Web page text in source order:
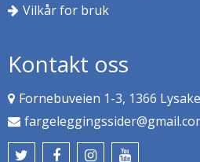
Vilkår for bruk
Kontakt oss
Fornebuveien 1-3, 1366